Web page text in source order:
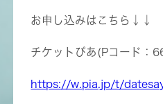
お申し込みはこちら↓↓
チケットぴあ(Pコード：
https://w.pia.jp/t/